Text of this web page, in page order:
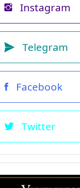
Instagram
Telegram
Facebook
Twitter